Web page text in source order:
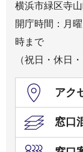
横浜市緑区寺
開庁時間：月
時まで
（祝日・休日
アク
窓口